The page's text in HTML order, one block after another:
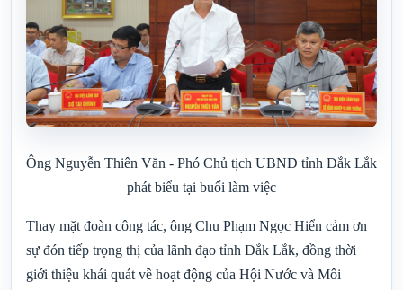
Ông Nguyễn Thiên Văn - Phó Chủ tịch UBND tỉnh Đắk Lắk
phát biểu tại buổi làm việc
Thay mặt đoàn công tác, ông Chu Phạm Ngọc Hiển cảm ơn
sự đón tiếp trọng thị của lãnh đạo tỉnh Đắk Lắk, đồng thời
giới thiệu khái quát về hoạt động của Hội Nước và Môi